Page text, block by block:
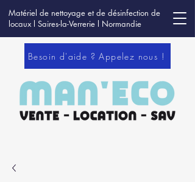
Matériel de nettoyage et de désinfection de
locaux l Saires-la-Verrerie l Normandie
Besoin d'aide ? Appelez nous !